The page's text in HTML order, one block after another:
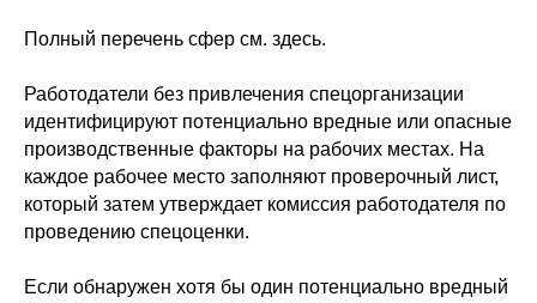
Полный перечень сфер см. здесь.
Работодатели без привлечения спецорганизации
идентифицируют потенциально вредные или опасные
производственные факторы на рабочих местах. На
каждое рабочее место заполняют проверочный лист,
который затем утверждает комиссия работодателя по
проведению спецоценки.
Если обнаружен хотя бы один потенциально вредный